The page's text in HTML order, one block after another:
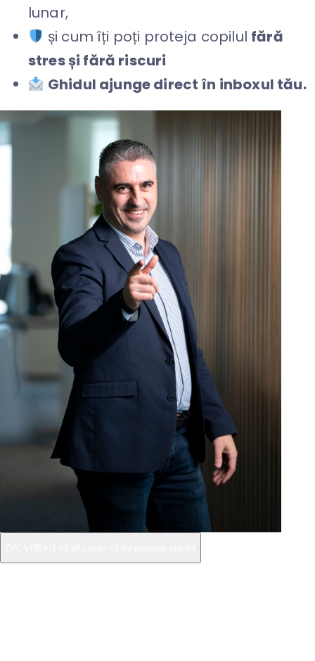
lunar,
și cum îți poți proteja copilul fără
stres și fără riscuri
Ghidul ajunge direct în inboxul tău.